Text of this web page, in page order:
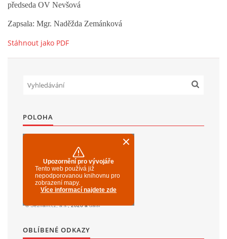
předseda OV Nevšová
Zapsala: Mgr. Naděžda Zemánková
Stáhnout jako PDF
POLOHA
OBLÍBENÉ ODKAZY